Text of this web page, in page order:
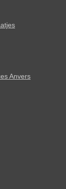
Anvers